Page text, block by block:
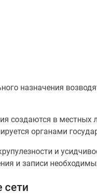
назначения
создаются в
органами
и
и записи
сети